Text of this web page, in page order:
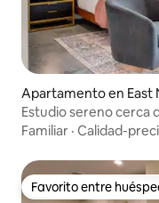
Apartamento en East
Estudio sereno cerca
eléctricas
Familiar · Calidad-
Favorito entre
Favorito entre